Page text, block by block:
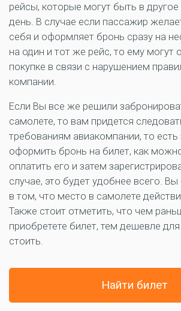
рейсы, которые могут быть в
день. В случае если пассажир
себя и оформляет бронь сразу на
на один и тот же рейс, то ему могут
покупке в связи с нарушением
компании.
Если Вы все же решили
самолете, то вам придется
требованиям авиакомпании, то есть
оформить бронь на билет, как
оплатить его и затем
случае, это будет удобнее всего.
в том, что место в самолете
Также стоит отметить, что чем
приобретете билет, тем дешевле
стоить.
Найти билет